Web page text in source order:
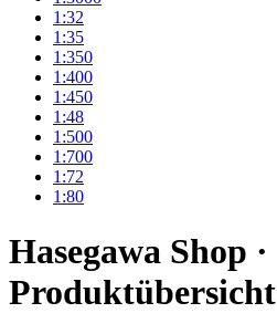
1:32
1:35
1:350
1:400
1:450
1:48
1:500
1:700
1:72
1:80
Hasegawa Shop ·
Produktübersicht